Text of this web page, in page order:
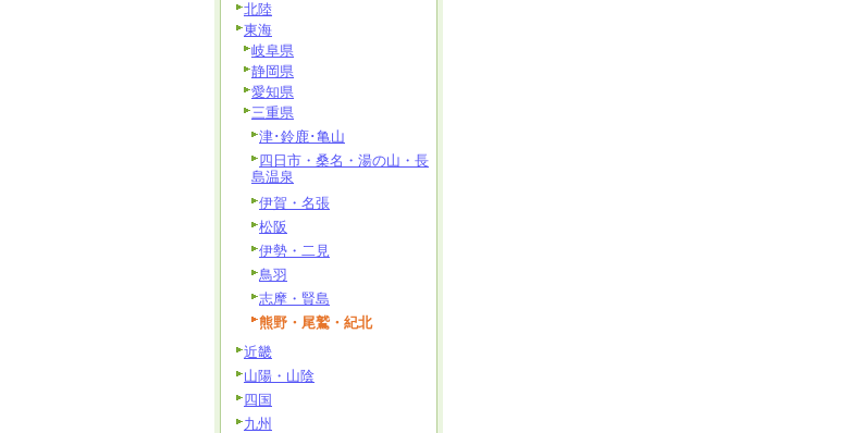
北陸
東海
岐阜県
静岡県
愛知県
三重県
津･鈴鹿･亀山
四日市・桑名・湯の山・長
島温泉
伊賀・名張
松阪
伊勢・二見
鳥羽
志摩・賢島
熊野・尾鷲・紀北
近畿
山陽・山陰
四国
九州